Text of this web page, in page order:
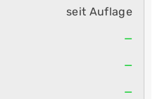
seit Auflage
—
—
—